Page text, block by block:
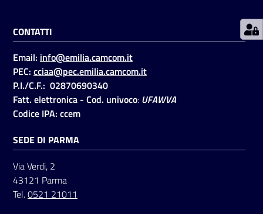
Pagamenti
Accedi
Registrati
CONTATTI
Email: info@emilia.camcom.it
PEC: cciaa@pec.emilia.camcom.it
P.I./C.F.: 02870690340
Fatt. elettronica - Cod. univoco: UFAWVA
Codice IPA: ccem
SEDE DI PARMA
Via Verdi, 2
43121 Parma
Tel.0521 21011